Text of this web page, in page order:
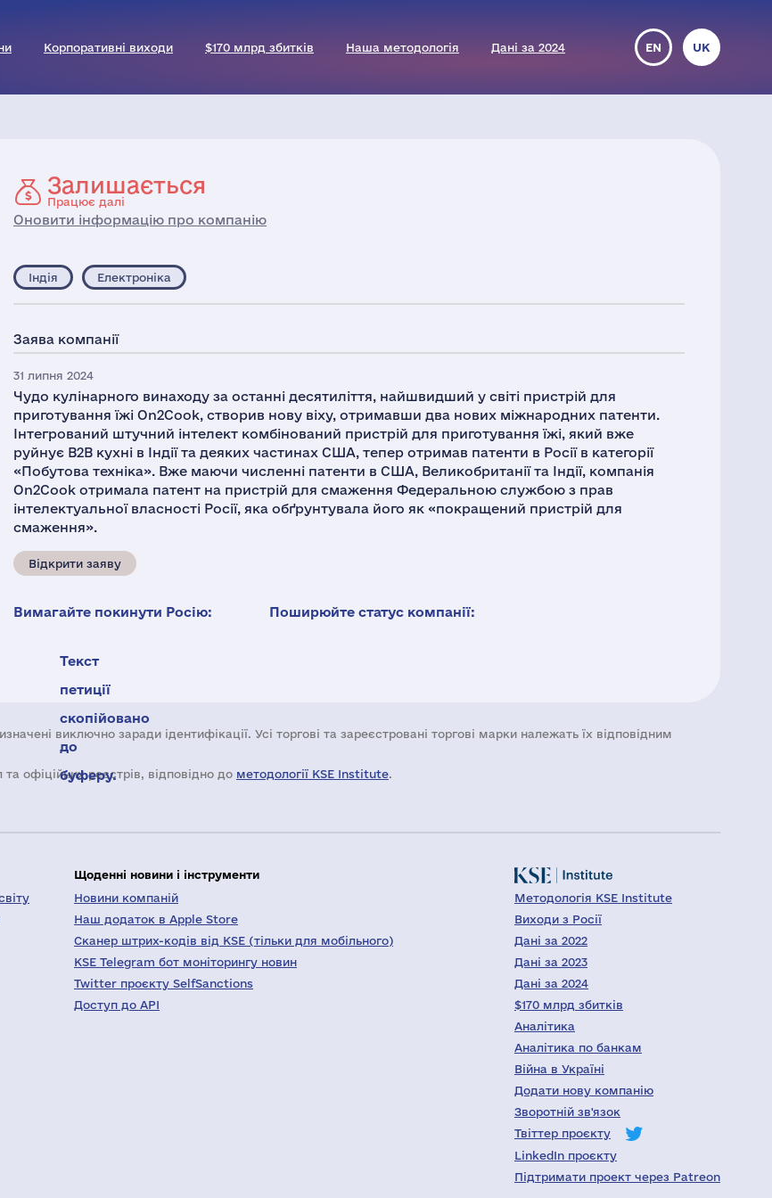
Корпоративні виходи $170 млрд збитків Наша методологія Дані за 2024 EN UK
Залишається
Працює далі
Оновити інформацію про компанію
Індія Електроніка
Заява компанії
31 липня 2024
Чудо кулінарного винаходу за останні десятиліття, найшвидший у світі пристрій для
приготування їжі On2Cook, створив нову віху, отримавши два нових міжнародних патенти.
Інтегрований штучний інтелект комбінований пристрій для приготування їжі, який вже
руйнує B2B кухні в Індії та деяких частинах США, тепер отримав патенти в Росії в категорії
«Побутова техніка». Вже маючи численні патенти в США, Великобританії та Індії, компанія
On2Cook отримала патент на пристрій для смаження Федеральною службою з прав
інтелектуальної власності Росії, яка обґрунтувала його як «покращений пристрій для
смаження».
Відкрити заяву
Вимагайте покинути Росію:
Текст
петиції
скопійовано
до
буферу.
Поширюйте статус компанії:
виключно заради ідентифікації. Усі торгові та зареєстровані торгові марки належать їх відповідним
офіційних реєстрів, відповідно до методології KSE Institute.
Щоденні новини і інструменти
Новини компаній
Наш додаток в Apple Store
Сканер штрих-кодів від KSE (тільки для мобільного)
KSE Telegram бот моніторингу новин
Twitter проєкту SelfSanctions
Доступ до API
Методологія KSE Institute
Виходи з Росії
Дані за 2022
Дані за 2023
Дані за 2024
$170 млрд збитків
Аналітика
Аналітика по банкам
Війна в Україні
Додати нову компанію
Зворотній зв'язок
Твіттер проєкту
LinkedIn проєкту
Підтримати проект через Patreon